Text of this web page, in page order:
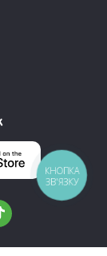
КНОПКА
ЗВ'ЯЗКУ